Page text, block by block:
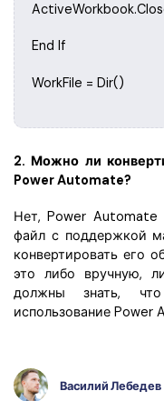
End If
WorkFile = Dir()
2. Можно ли
Power Automate?
Нет, Power Automate
файл с поддержкой
конвертировать его
это либо вручную,
должны знать,
использование Power
Василий Лебедев